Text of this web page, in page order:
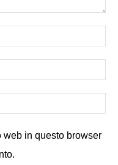
web in questo browser